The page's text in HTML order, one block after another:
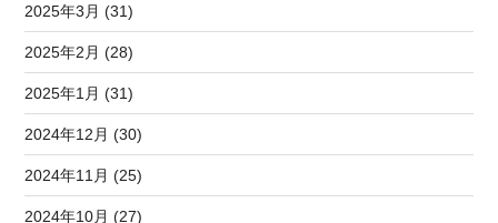
2025年3月 (31)
2025年2月 (28)
2025年1月 (31)
2024年12月 (30)
2024年11月 (25)
2024年10月 (27)